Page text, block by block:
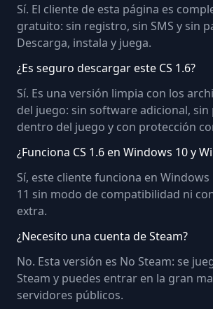
Sí. El cliente de esta página es
gratuito: sin registro, sin SMS y sin
Descarga, instala y juega.
¿Es seguro descargar este CS 1.6?
Sí. Es una versión limpia con los
del juego: sin software adicional, sin
dentro del juego y con protección
¿Funciona CS 1.6 en Windows 10 y
Sí, este cliente funciona en Windows
11 sin modo de compatibilidad ni
extra.
¿Necesito una cuenta de Steam?
No. Esta versión es No Steam: se
Steam y puedes entrar en la gran
servidores públicos.